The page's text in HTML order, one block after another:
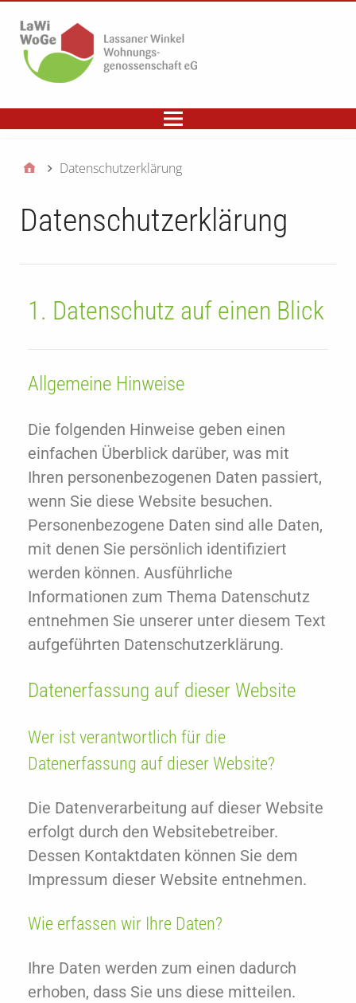
Datenschutzerklärung
Datenschutzerklärung
1. Datenschutz auf einen Blick
Allgemeine Hinweise
Die folgenden Hinweise geben einen
einfachen Überblick darüber, was mit
Ihren personenbezogenen Daten passiert,
wenn Sie diese Website besuchen.
Personenbezogene Daten sind alle Daten,
mit denen Sie persönlich identifiziert
werden können. Ausführliche
Informationen zum Thema Datenschutz
entnehmen Sie unserer unter diesem Text
aufgeführten Datenschutzerklärung.
Datenerfassung auf dieser Website
Wer ist verantwortlich für die
Datenerfassung auf dieser Website?
Die Datenverarbeitung auf dieser Website
erfolgt durch den Websitebetreiber.
Dessen Kontaktdaten können Sie dem
Impressum dieser Website entnehmen.
Wie erfassen wir Ihre Daten?
Ihre Daten werden zum einen dadurch
erhoben, dass Sie uns diese mitteilen.